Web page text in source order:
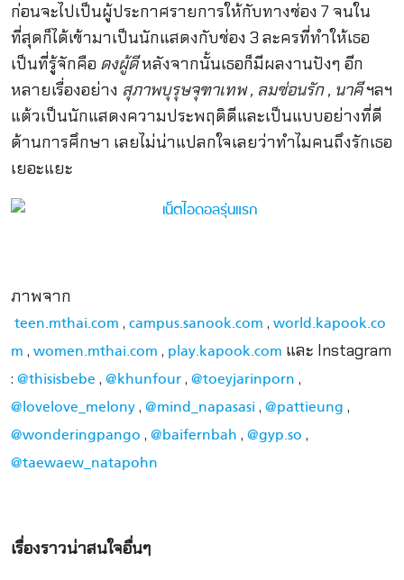
ก่อนจะไปเป็นผู้ประกาศรายการให้กับทางช่อง 7 จนใน
ที่สุดก็ได้เข้ามาเป็นนักแสดงกับช่อง 3 ละครที่ทำให้เธอ
เป็นที่รู้จักคือ ดงผู้ดีหลังจากนั้นเธอก็มีผลงานปังๆ อีก
หลายเรื่องอย่าง สุภาพบุรุษจุฑาเทพ , ลมซ่อนรัก , นาคีฯลฯ
แต้วเป็นนักแสดงความประพฤติดีและเป็นแบบอย่างที่ดี
ด้านการศึกษา เลยไม่น่าแปลกใจเลยว่าทำไมคนถึงรักเธอ
เยอะแยะ
ภาพจาก
teen.mthai.com , campus.sanook.com , world.kapook.co
m , women.mthai.com , play.kapook.com และ Instagram
: @thisisbebe , @khunfour, @toeyjarinporn ,
@lovelove_melony, @mind_napasasi , @pattieung ,
@wonderingpango , @baifernbah , @gyp.so ,
@taewaew_natapohn
เรื่องราวน่าสนใจอื่นๆ